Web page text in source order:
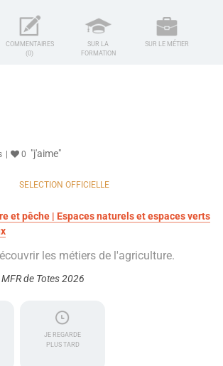
COMMENTAIRES
(0)
SUR LA
FORMATION
SUR LE MÉTIER
0 "j'aime"
SELECTION OFFICIELLE
et pêche | Espaces naturels et espaces verts
les métiers de l'agriculture.
de Totes 2026
JE REGARDE
PLUS TARD